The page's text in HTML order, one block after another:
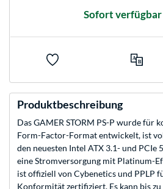
Sofort verfügbar
Produktbeschreibung
Das GAMER STORM PS-P wurde für
Form-Factor-Format entwickelt, ist
den neuesten Intel ATX 3.1- und PCIe
eine Stromversorgung mit Platinum-
ist offiziell von Cybenetics und PPLP
Konformität zertifiziert. Es kann bis zu